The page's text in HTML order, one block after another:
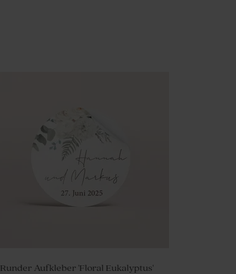
Runder Aufkleber 'Floral Eukalyptus'